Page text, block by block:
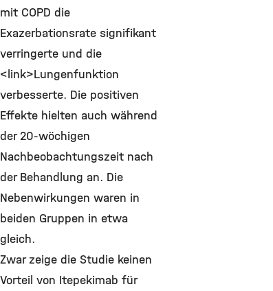
mit COPD die
Exazerbationsrate signifikant
verringerte und die
<link>Lungenfunktion
verbesserte. Die positiven
Effekte hielten auch während
der 20-wöchigen
Nachbeobachtungszeit nach
der Behandlung an. Die
Nebenwirkungen waren in
beiden Gruppen in etwa
gleich.
Zwar zeige die Studie keinen
Vorteil von Itepekimab für